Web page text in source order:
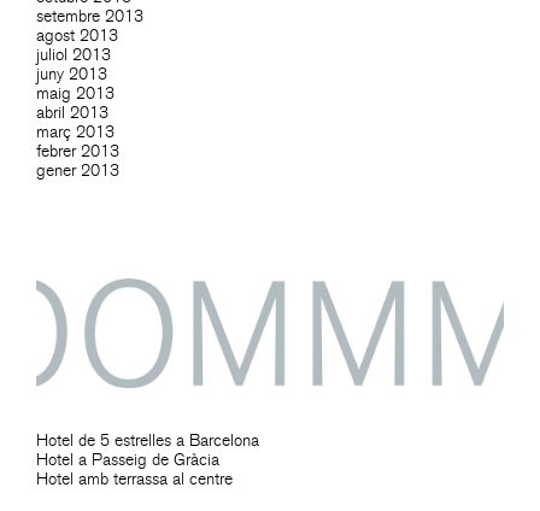
setembre 2013
agost 2013
juliol 2013
juny 2013
maig 2013
abril 2013
març 2013
febrer 2013
gener 2013
Hotel de 5 estrelles a Barcelona
Hotel a Passeig de Gràcia
Hotel amb terrassa al centre